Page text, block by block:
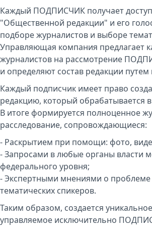
Каждый ПОДПИСЧИК получает доступ
"Общественной редакции" и его
подборе журналистов и выборе
Управляющая компания предлагает
журналистов на рассмотрение
и определяют состав редакции путем
Каждый подписчик имеет право
редакцию, который обрабатывается
В итоге формируется полноценное
расследование, сопровождающиеся:
- Раскрытием при помощи: фото,
- Запросами в любые органы власти
федерального уровня;
- Экспертными мнениями о проблеме
тематических спикеров.
Таким образом, создается
управляемое исключительно